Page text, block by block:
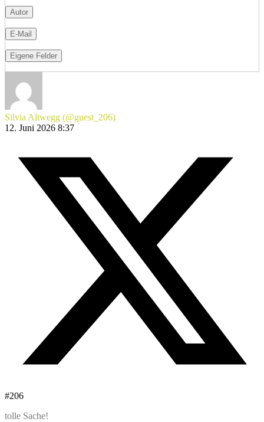
Silvia Altwegg (@guest_206)
12. Juni 2026 8:37
#206
tolle Sache!